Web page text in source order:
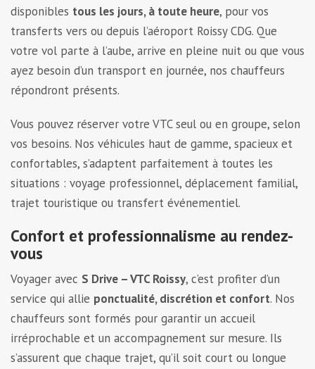
disponibles tous les jours, à toute heure, pour vos
transferts vers ou depuis l’aéroport Roissy CDG. Que
votre vol parte à l’aube, arrive en pleine nuit ou que vous
ayez besoin d’un transport en journée, nos chauffeurs
répondront présents.
Vous pouvez réserver votre VTC seul ou en groupe, selon
vos besoins. Nos véhicules haut de gamme, spacieux et
confortables, s’adaptent parfaitement à toutes les
situations : voyage professionnel, déplacement familial,
trajet touristique ou transfert événementiel.
Confort et professionnalisme au rendez-
vous
Voyager avec S Drive – VTC Roissy, c’est profiter d’un
service qui allie ponctualité, discrétion et confort. Nos
chauffeurs sont formés pour garantir un accueil
irréprochable et un accompagnement sur mesure. Ils
s’assurent que chaque trajet, qu’il soit court ou longue